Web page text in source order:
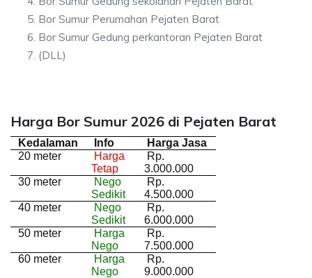
Bor Sumur Perumahan Pejaten Barat
Bor Sumur Gedung perkantoran Pejaten Barat
(DLL)
Harga Bor Sumur 2026 di Pejaten Barat
Kedalaman Info
Harga Jasa
20 meter
Harga
Tetap
Rp.
3.000.000
30 meter
Nego
Sedikit
Rp.
4.500.000
40 meter
Nego
Sedikit
Rp.
6.000.000
50 meter
Harga
Nego
Rp.
7.500.000
60 meter
Harga
Nego
Rp.
9.000.000